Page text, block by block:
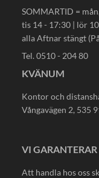
SOMMARTID =
tis 14 - 17:30 | lör
alla Aftnar stängt
Tel. 0510 - 204 80
KVÄNUM
Kontor och
Vångavägen 2, 535
VI GARANTERAR
Att handla hos oss